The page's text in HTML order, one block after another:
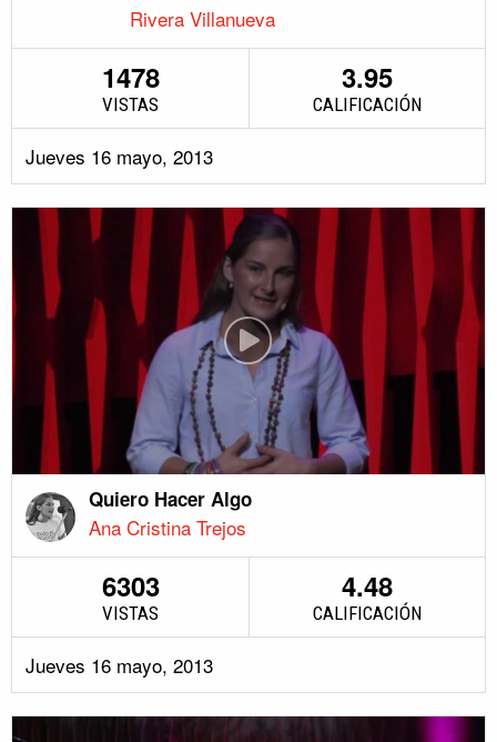
Rivera Villanueva
1478
VISTAS
3.95
CALIFICACIÓN
Jueves 16 mayo, 2013
Quiero Hacer Algo
Ana Cristina Trejos
6303
VISTAS
4.48
CALIFICACIÓN
Jueves 16 mayo, 2013